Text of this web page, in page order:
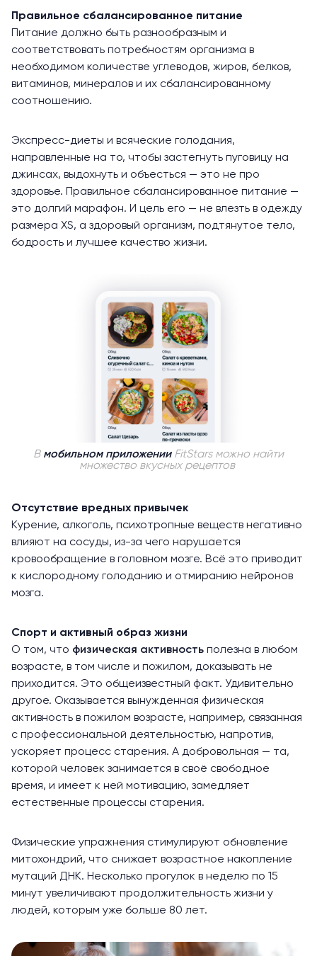
Правильное сбалансированное питание
Питание должно быть разнообразным и
соответствовать потребностям организма в
необходимом количестве углеводов, жиров, белков,
витаминов, минералов и их сбалансированному
соотношению.
Экспресс-диеты и всяческие голодания,
направленные на то, чтобы застегнуть пуговицу на
джинсах, выдохнуть и объесться — это не про
здоровье. Правильное сбалансированное питание —
это долгий марафон. И цель его — не влезть в одежду
размера XS, а здоровый организм, подтянутое тело,
бодрость и лучшее качество жизни.
В мобильном приложенииFitStars можно найти
множество вкусных рецептов
Отсутствие вредных привычек
Курение, алкоголь, психотропные веществ негативно
влияют на сосуды, из-за чего нарушается
кровообращение в головном мозге. Всё это приводит
к кислородному голоданию и отмиранию нейронов
мозга.
Спорт и активный образ жизни
О том, что физическая активность полезна в любом
возрасте, в том числе и пожилом, доказывать не
приходится. Это общеизвестный факт. Удивительно
другое. Оказывается вынужденная физическая
активность в пожилом возрасте, например, связанная
с профессиональной деятельностью, напротив,
ускоряет процесс старения. А добровольная — та,
которой человек занимается в своё свободное
время, и имеет к ней мотивацию, замедляет
естественные процессы старения.
Физические упражнения стимулируют обновление
митохондрий, что снижает возрастное накопление
мутаций ДНК. Несколько прогулок в неделю по 15
минут увеличивают продолжительность жизни у
людей, которым уже больше 80 лет.